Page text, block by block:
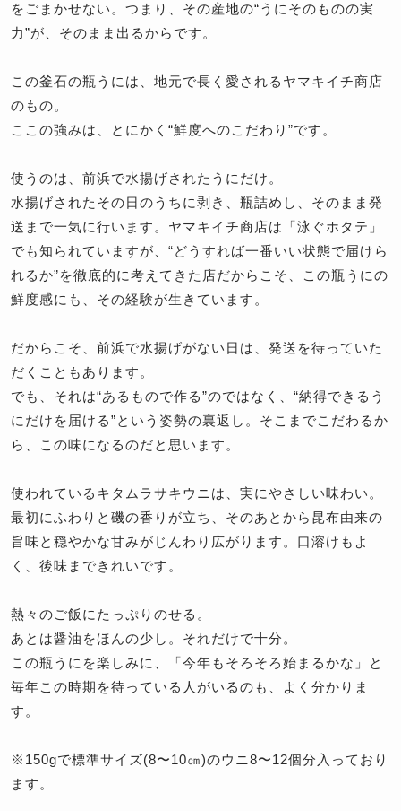
をごまかせない。つまり、その産地の“うにそのものの実
力”が、そのまま出るからです。
この釜石の瓶うには、地元で長く愛されるヤマキイチ商店
のもの。
ここの強みは、とにかく“鮮度へのこだわり”です。
使うのは、前浜で水揚げされたうにだけ。
水揚げされたその日のうちに剥き、瓶詰めし、そのまま発
送まで一気に行います。ヤマキイチ商店は「泳ぐホタテ」
でも知られていますが、“どうすれば一番いい状態で届けら
れるか”を徹底的に考えてきた店だからこそ、この瓶うにの
鮮度感にも、その経験が生きています。
だからこそ、前浜で水揚げがない日は、発送を待っていた
だくこともあります。
でも、それは“あるもので作る”のではなく、“納得できるう
にだけを届ける”という姿勢の裏返し。そこまでこだわるか
ら、この味になるのだと思います。
使われているキタムラサキウニは、実にやさしい味わい。
最初にふわりと磯の香りが立ち、そのあとから昆布由来の
旨味と穏やかな甘みがじんわり広がります。口溶けもよ
く、後味まできれいです。
熱々のご飯にたっぷりのせる。
あとは醤油をほんの少し。それだけで十分。
この瓶うにを楽しみに、「今年もそろそろ始まるかな」と
毎年この時期を待っている人がいるのも、よく分かりま
す。
※150gで標準サイズ(8〜10㎝)のウニ8〜12個分入っており
ます。